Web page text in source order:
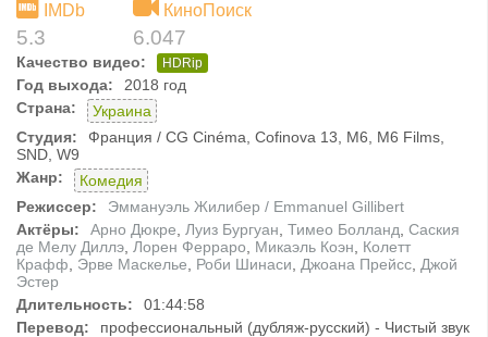
IMDb
5.3
КиноПоиск
6.047
Качество видео: HDRip
Год выхода:
2018 год
Страна:
Украина
Студия:
Франция / CG Cinéma, Cofinova 13, M6, M6 Films,
SND, W9
Жанр:
Комедия
Режиссер:
Эммануэль Жилибер / Emmanuel Gillibert
Актёры:
Арно Дюкре Луиз Бургуан Тимео Болланд Саския
де Мелу Диллэ Лорен Ферраро Микаэль Коэн
Колетт
Крафф
Эрве Маскелье Роби Шинаси Джоана Прейсс Джой
Эстер
Длительность:
01:44:58
Перевод:
профессиональный (дубляж-русский) - Чистый звук